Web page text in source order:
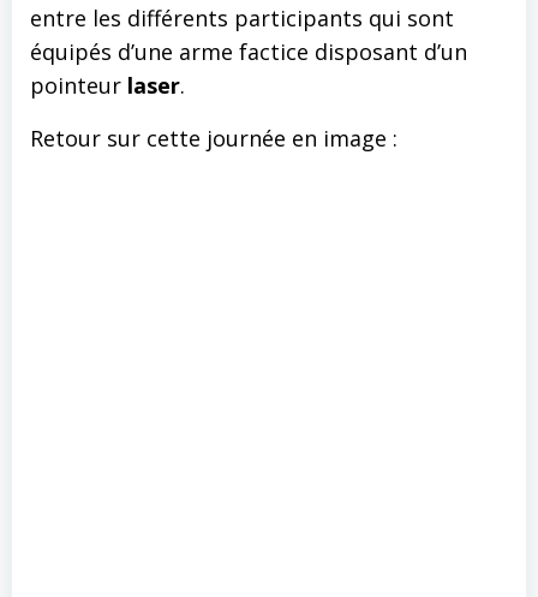
entre les différents participants qui sont
équipés d’une arme factice disposant d’un
pointeur laser.
Retour sur cette journée en image :